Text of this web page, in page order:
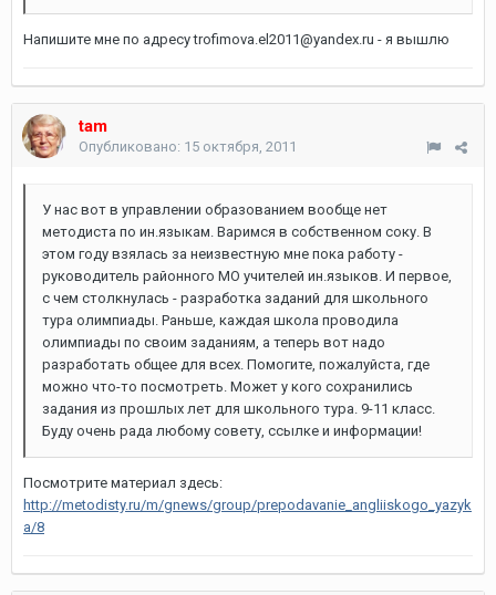
Напишите мне по адресу trofimova.el2011@yandex.ru - я вышлю
tam
Опубликовано: 15 октября, 2011
У нас вот в управлении образованием вообще нет
методиста по ин.языкам. Варимся в собственном соку. В
этом году взялась за неизвестную мне пока работу -
руководитель районного МО учителей ин.языков. И первое,
с чем столкнулась - разработка заданий для школьного
тура олимпиады. Раньше, каждая школа проводила
олимпиады по своим заданиям, а теперь вот надо
разработать общее для всех. Помогите, пожалуйста, где
можно что-то посмотреть. Может у кого сохранились
задания из прошлых лет для школьного тура. 9-11 класс.
Буду очень рада любому совету, ссылке и информации!
Посмотрите материал здесь:
http://metodisty.ru/m/gnews/group/prepodavanie_angliiskogo_yazyk
a/8